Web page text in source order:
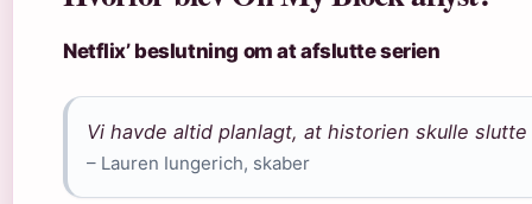
Netflix’ beslutning om at afslutte serien
Vi havde altid planlagt, at historien skulle
– Lauren Iungerich, skaber